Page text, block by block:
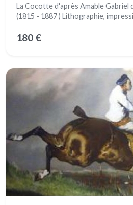
La Cocotte d'après Amable Gabriel
(1815 - 1887 ) Lithographie,
180 €